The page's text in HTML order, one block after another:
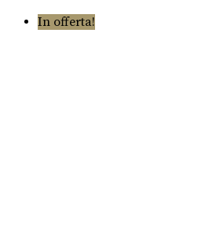
In offerta!